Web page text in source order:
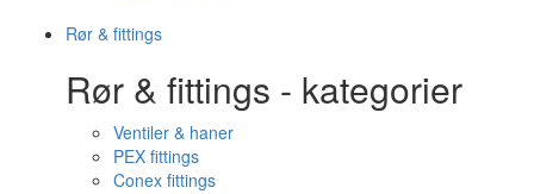
Rør & fittings
Rør & fittings - kategorier
Ventiler & haner
PEX fittings
Conex fittings